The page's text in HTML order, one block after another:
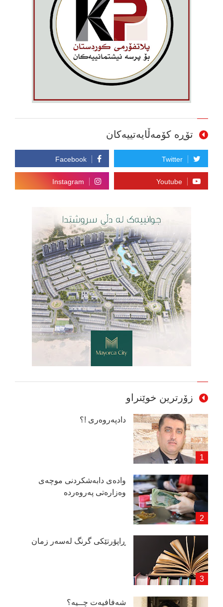
تۆڕە کۆمەڵایەتییەکان
زۆرترین خوێنراو
دادپەروەری !؟
وادەی دابەشكردنی موچەی
وەزارەتی پەروەردە
ڕاپۆرتێكی گرنگ لەسەر زمان
شەفافیەت چــیە؟